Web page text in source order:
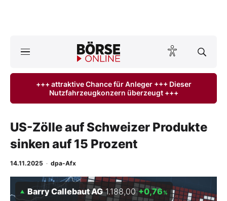
ktuelle Ausgabe BÖRSE ONLINE lesen
Anlageprodukte
Finanz-Check
Abo & Shop
BO-Musterdepots
+++ attraktive Chance für Anleger +++ Dieser
Nutzfahrzeugkonzern überzeugt +++
US-Zölle auf Schweizer Produkte
sinken auf 15 Prozent
14.11.2025 · dpa-Afx
Barry Callebaut AG 1.188,00 +0,76 %